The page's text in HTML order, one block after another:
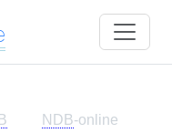
NDB-online